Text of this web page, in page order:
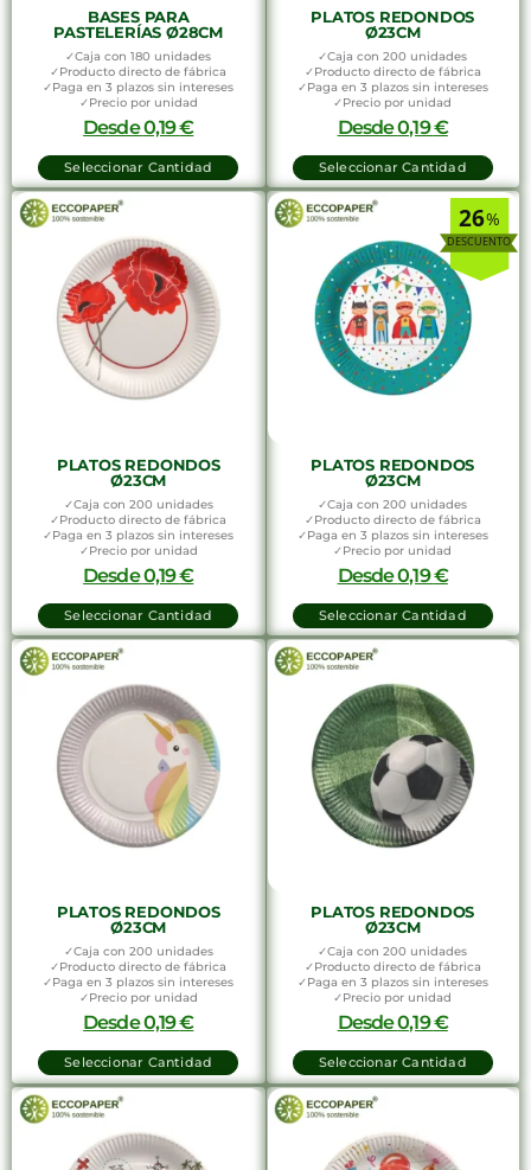
BASES PARA
PASTELERÍAS Ø28CM
✓Caja con 180 unidades
✓Producto directo de fábrica
✓Paga en 3 plazos sin intereses
✓Precio por unidad
Desde0,19€
Seleccionar Cantidad
PLATOS REDONDOS
Ø23CM
✓Caja con 200 unidades
✓Producto directo de fábrica
✓Paga en 3 plazos sin intereses
✓Precio por unidad
Desde0,19€
Seleccionar Cantidad
PLATOS REDONDOS
Ø23CM
✓Caja con 200 unidades
✓Producto directo de fábrica
✓Paga en 3 plazos sin intereses
✓Precio por unidad
Desde0,19€
Seleccionar Cantidad
%
26
PLATOS REDONDOS
Ø23CM
✓Caja con 200 unidades
✓Producto directo de fábrica
✓Paga en 3 plazos sin intereses
✓Precio por unidad
Desde0,19€
Seleccionar Cantidad
PLATOS REDONDOS
Ø23CM
✓Caja con 200 unidades
✓Producto directo de fábrica
✓Paga en 3 plazos sin intereses
✓Precio por unidad
Desde0,19€
Seleccionar Cantidad
PLATOS REDONDOS
Ø23CM
✓Caja con 200 unidades
✓Producto directo de fábrica
✓Paga en 3 plazos sin intereses
✓Precio por unidad
Desde0,19€
Seleccionar Cantidad